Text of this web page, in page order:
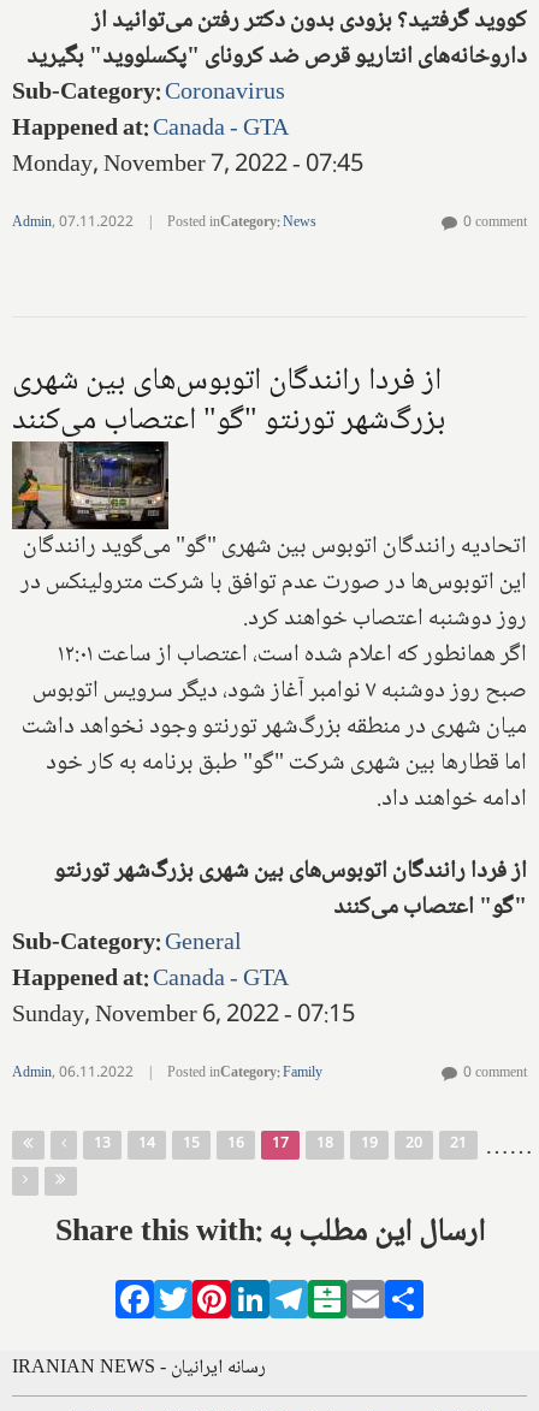
کووید گرفتید؟ بزودی بدون دکتر رفتن می‌توانید از
داروخانه‌های انتاریو قرص ضد کرونای "پکسلووید" بگیرید
Sub-Category:Coronavirus
Happened at:Canada - GTA
Monday, November 7, 2022 - 07:45
Admin,07.11.2022 | Posted inCategory:News 0 comment
از فردا رانندگان اتوبوس‌های بین شهری
بزرگ‌شهر تورنتو "گو" اعتصاب می‌کنند
اتحادیه رانندگان اتوبوس بین شهری "گو" می‌گوید رانندگان
این اتوبوس‌ها در صورت عدم توافق با شرکت مترولینکس در
‌روز دوشنبه اعتصاب خواهند کرد.
اگر همانطور که اعلام شده است، اعتصاب از ساعت ۱۲:۰۱
صبح روز دوشنبه ۷ نوامبر آغاز شود، دیگر سرویس اتوبوس
میان شهری در منطقه بزرگ‌شهر تورنتو وجود نخواهد داشت
اما قطارها بین شهری شرکت "گو" طبق برنامه به کار خود
ادامه خواهند داد.‌
از فردا رانندگان اتوبوس‌های بین شهری بزرگ‌شهر تورنتو
"گو" اعتصاب می‌کنند
Sub-Category:General
Happened at:Canada - GTA
Sunday, November 6, 2022 - 07:15
Admin,06.11.2022 | Posted inCategory:Family 0 comment
Pages …
13 14 15 16 17 18 19 20 21 …
Share this with: ارسال این مطلب به
Facebook
TwitterPinterestLinkedIn
Telegram
Balatarin
Email
IRANIAN NEWS - رسانه ایرانیان